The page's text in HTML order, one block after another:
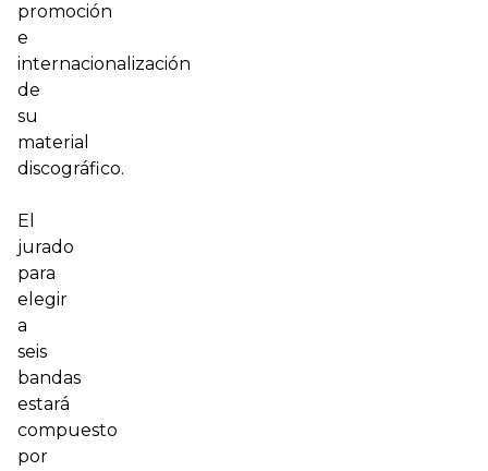
promoción
e
internacionalización
de
su
material
discográfico.
El
jurado
para
elegir
a
seis
bandas
estará
compuesto
por